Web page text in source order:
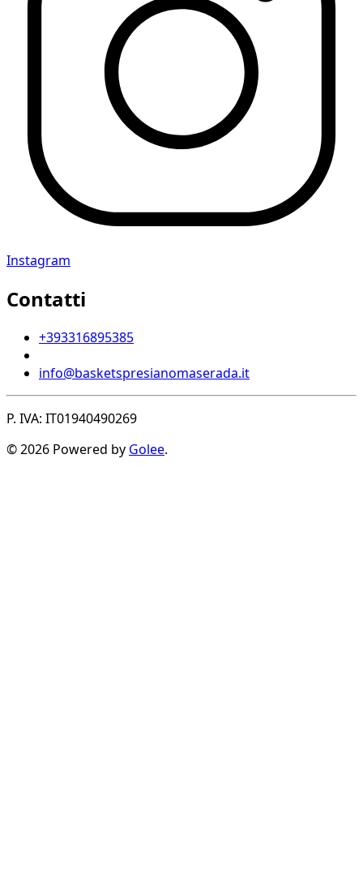
Instagram
Contatti
+393316895385
info@basketspresianomaserada.it
P. IVA: IT01940490269
© 2026 Powered by Golee.